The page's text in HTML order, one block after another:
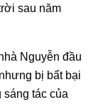
sau năm
Nguyễn đầu
bị bất bại
tác của